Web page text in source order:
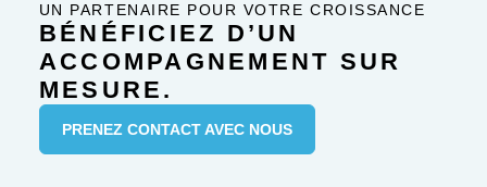
UN PARTENAIRE POUR VOTRE CROISSANCE
BÉNÉFICIEZ D’UN
ACCOMPAGNEMENT SUR
MESURE.
PRENEZ CONTACT AVEC NOUS